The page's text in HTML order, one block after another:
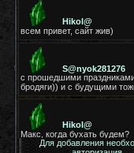
Для добавления